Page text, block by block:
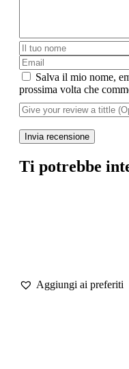
Salva il mio nome,
prossima volta che
Invia recensione
Ti potrebbe